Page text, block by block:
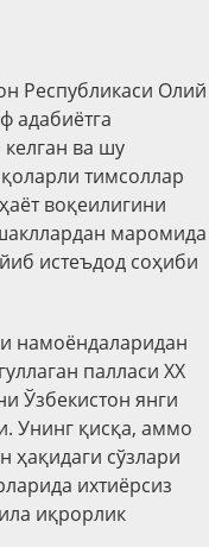
Республикаси Олий
адабиётга
ва шу
тимсоллар
воқеилигини
маромида
истеъдод соҳиби
намоёндаларидан
палласи ХХ
Ўзбекистон янги
Унинг қисқа, аммо
ҳақидаги сўзлари
ихтиёрсиз
иқрорлик